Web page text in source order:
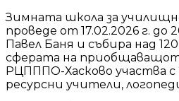
Зимната школа за
проведе от 17.02.2026 г. до
Павел Баня и събира над
сферата на
РЦПППО-Хасково участва
ресурсни учители,